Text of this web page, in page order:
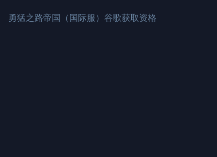
勇猛之路帝国（国际服）谷歌获取资格